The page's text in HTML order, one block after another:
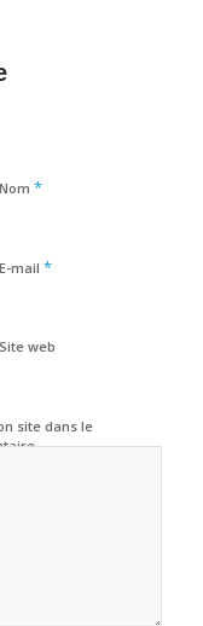
Nom *
E-mail *
Site web
site dans le